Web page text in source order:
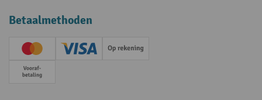
Betaalmethoden
Creditcard (Master)Creditcard (Visa)Op rekening
Vooruitbetaling